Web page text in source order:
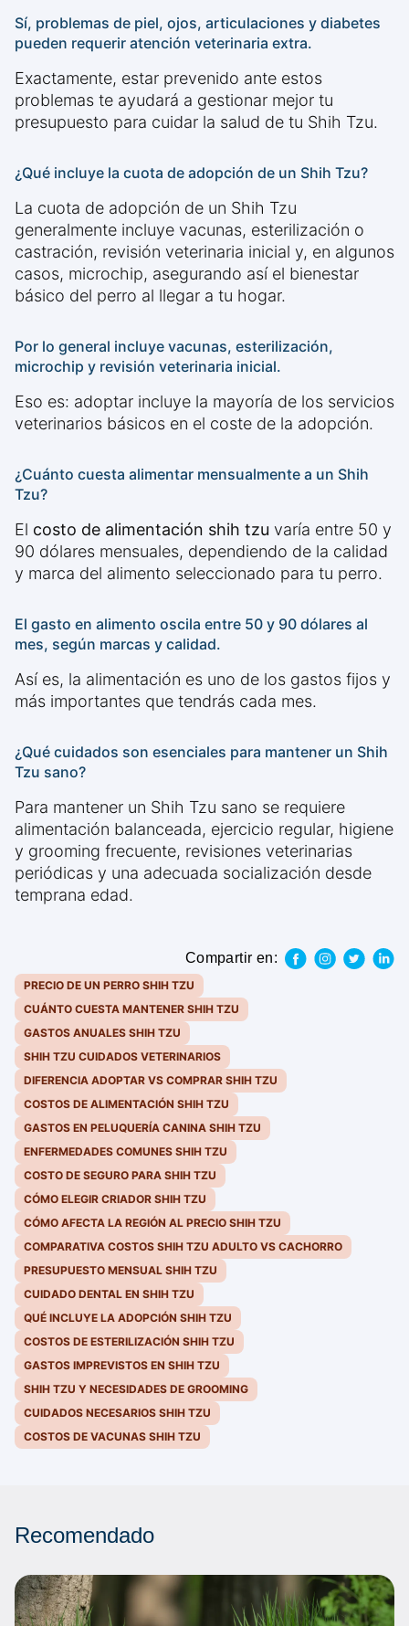
Sí, problemas de piel, ojos, articulaciones y diabetes
pueden requerir atención veterinaria extra.
Exactamente, estar prevenido ante estos
problemas te ayudará a gestionar mejor tu
presupuesto para cuidar la salud de tu Shih Tzu.
¿Qué incluye la cuota de adopción de un Shih Tzu?
La cuota de adopción de un Shih Tzu
generalmente incluye vacunas, esterilización o
castración, revisión veterinaria inicial y, en algunos
casos, microchip, asegurando así el bienestar
básico del perro al llegar a tu hogar.
Por lo general incluye vacunas, esterilización,
microchip y revisión veterinaria inicial.
Eso es: adoptar incluye la mayoría de los servicios
veterinarios básicos en el coste de la adopción.
¿Cuánto cuesta alimentar mensualmente a un Shih
Tzu?
El costo de alimentación shih tzu varía entre 50 y
90 dólares mensuales, dependiendo de la calidad
y marca del alimento seleccionado para tu perro.
El gasto en alimento oscila entre 50 y 90 dólares al
mes, según marcas y calidad.
Así es, la alimentación es uno de los gastos fijos y
más importantes que tendrás cada mes.
¿Qué cuidados son esenciales para mantener un Shih
Tzu sano?
Para mantener un Shih Tzu sano se requiere
alimentación balanceada, ejercicio regular, higiene
y grooming frecuente, revisiones veterinarias
periódicas y una adecuada socialización desde
temprana edad.
Compartir en:
PRECIO DE UN PERRO SHIH TZU
CUÁNTO CUESTA MANTENER SHIH TZU
GASTOS ANUALES SHIH TZU
SHIH TZU CUIDADOS VETERINARIOS
DIFERENCIA ADOPTAR VS COMPRAR SHIH TZU
COSTOS DE ALIMENTACIÓN SHIH TZU
GASTOS EN PELUQUERÍA CANINA SHIH TZU
ENFERMEDADES COMUNES SHIH TZU
COSTO DE SEGURO PARA SHIH TZU
CÓMO ELEGIR CRIADOR SHIH TZU
CÓMO AFECTA LA REGIÓN AL PRECIO SHIH TZU
COMPARATIVA COSTOS SHIH TZU ADULTO VS CACHORRO
PRESUPUESTO MENSUAL SHIH TZU
CUIDADO DENTAL EN SHIH TZU
QUÉ INCLUYE LA ADOPCIÓN SHIH TZU
COSTOS DE ESTERILIZACIÓN SHIH TZU
GASTOS IMPREVISTOS EN SHIH TZU
SHIH TZU Y NECESIDADES DE GROOMING
CUIDADOS NECESARIOS SHIH TZU
COSTOS DE VACUNAS SHIH TZU
Recomendado